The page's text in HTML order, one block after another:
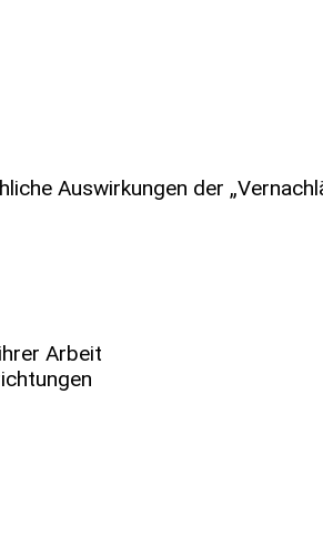
Auswirkungen der
Arbeit